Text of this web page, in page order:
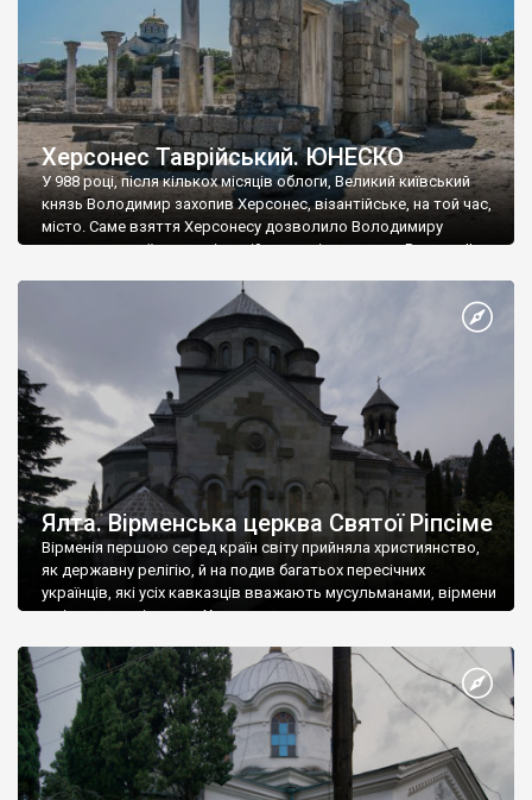
Херсонес Таврійський. ЮНЕСКО
У 988 році, після кількох місяців облоги, Великий київський
князь Володимир захопив Херсонес, візантійське, на той час,
місто. Саме взяття Херсонесу дозволило Володимиру
диктувати свої умови візантійському імператору Василю ІІ, та
Херсонесі Володимир-язичник, став Василем-християнином.
А потім було Хрещення Русі. На честь Херсонесу Таврійського
Ялта. Вірменська церква Святої Ріпсіме
Вірменія першою серед країн світу прийняла християнство,
як державну релігію, й на подив багатьох пересічних
українців, які усіх кавказців вважають мусульманами, вірмени
є відданими вірянами Христа